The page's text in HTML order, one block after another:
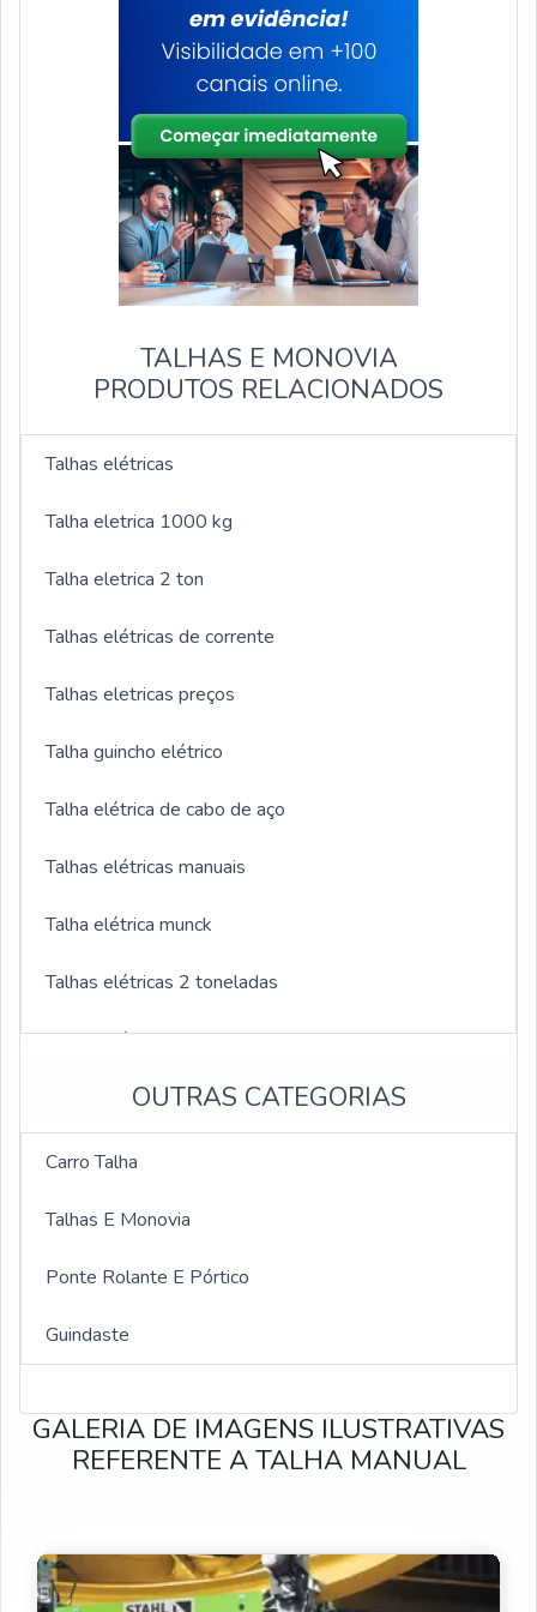
TALHAS E MONOVIA
PRODUTOS RELACIONADOS
Talhas elétricas
Talha eletrica 1000 kg
Talha eletrica 2 ton
Talhas elétricas de corrente
Talhas eletricas preços
Talha guincho elétrico
Talha elétrica de cabo de aço
Talhas elétricas manuais
Talha elétrica munck
Talhas elétricas 2 toneladas
Talhas elétricas 3 toneladas
Talhas elétricas 1000kg
Talhas elétricas de 5 toneladas
Monovia para talha
Monovia reta
Monovia curva
Monovia com talha elétrica
Monovias eletrificadas
OUTRAS CATEGORIAS
Carro Talha
Talhas E Monovia
Ponte Rolante E Pórtico
Guindaste
GALERIA DE IMAGENS ILUSTRATIVAS
REFERENTE A TALHA MANUAL